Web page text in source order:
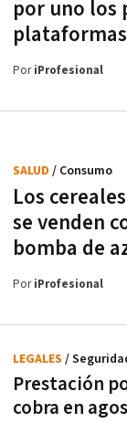
por uno los
PoriProfesional
Los
se venden
bomba de
SALUD / Consumo
PoriProfesional
Prestación
cobra en
LEGALES /